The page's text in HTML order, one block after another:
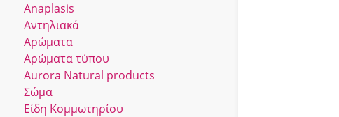
Anaplasis
Αντηλιακά
Αρώματα
Αρώματα τύπου
Αurora Νatural products
Σώμα
Είδη Κομμωτηρίου